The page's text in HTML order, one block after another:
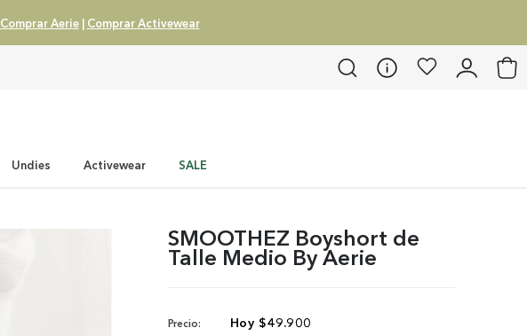
Comprar Aerie| Comprar Activewear
Undies Activewear SALE
SMOOTHEZ Boyshort de
Talle Medio By Aerie
Precio: $49.900